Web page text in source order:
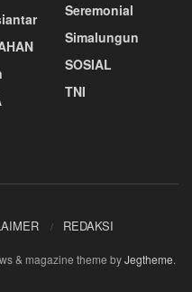
Seremonial
Simalungun
SOSIAL
TNI
REDAKSI
& magazine theme byJegtheme.